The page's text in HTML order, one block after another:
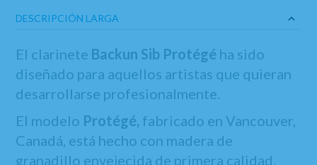
DESCRIPCIÓN LARGA
El clarinete Backun Sib Protégé ha sido
diseñado para aquellos artistas que quieran
desarrollarse profesionalmente.
El modelo Protégé, fabricado en Vancouver,
Canadá, está hecho con madera de
granadillo envejecida de primera calidad.